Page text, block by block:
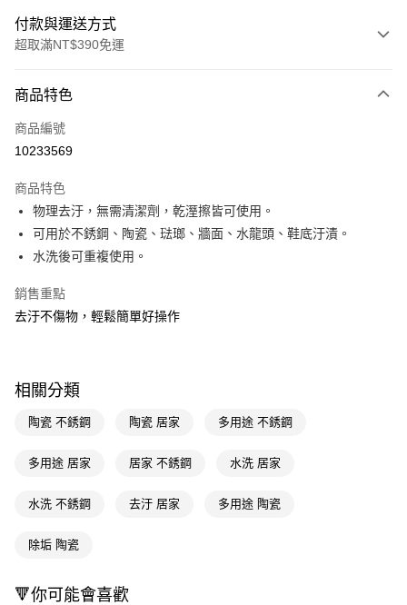
付款與運送方式
超取滿NT$390免運
POYA支付
信用卡一次付款
LINE Pay
Apple Pay
悠遊付
相關說明
【關於「AFTEE先享後付」】
１．簡單：不需註冊會員、不需綁卡、不需儲值。
３．安心：先確認商品／服務後，再付款。
１．於結帳方式選擇「AFTEE先享後付」後，將跳轉至「AFTEE先享後付」
３．收到繳費通知簡訊後14天內，點擊此簡訊中的連結，可透過四大超商／
即享券
全家取貨付款
每筆NT$65，滿NT$390(含以上)免運費
商品特色
商品編號
10233569
商品特色
物理去汙，無需清潔劑，乾溼擦皆可使用。
可用於不銹鋼、陶瓷、琺瑯、牆面、水龍頭、鞋底汙漬。
水洗後可重複使用。
銷售重點
去汙不傷物，輕鬆簡單好操作
相關分類
陶瓷 不銹鋼 陶瓷 居家 多用途 不銹鋼
多用途 居家 居家 不銹鋼 水洗 居家
水洗 不銹鋼 去汙 居家 多用途 陶瓷
除垢 陶瓷
🔻你可能會喜歡